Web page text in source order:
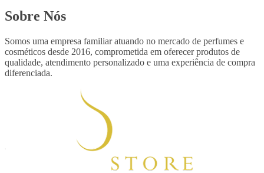
Sobre Nós
Somos uma empresa familiar atuando no mercado de perfumes e
cosméticos desde 2016, comprometida em oferecer produtos de
qualidade, atendimento personalizado e uma experiência de compra
diferenciada.